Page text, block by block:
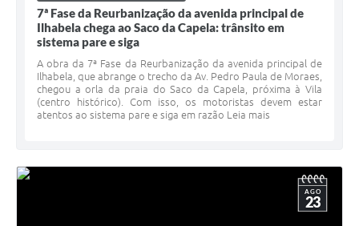
7ª Fase da Reurbanização da avenida principal de
Ilhabela chega ao Saco da Capela: trânsito em
sistema pare e siga
A obra da 7ª Fase da Reurbanização da avenida principal de
Ilhabela, que abrange o trecho da Av. Pedro Paula de Moraes,
chegou a orla da praia do Saco da Capela, próxima à Vila
(centro histórico). Com isso, os motoristas devem estar
atentos ao sistema pare e siga em razão Leia mais
AGO
23